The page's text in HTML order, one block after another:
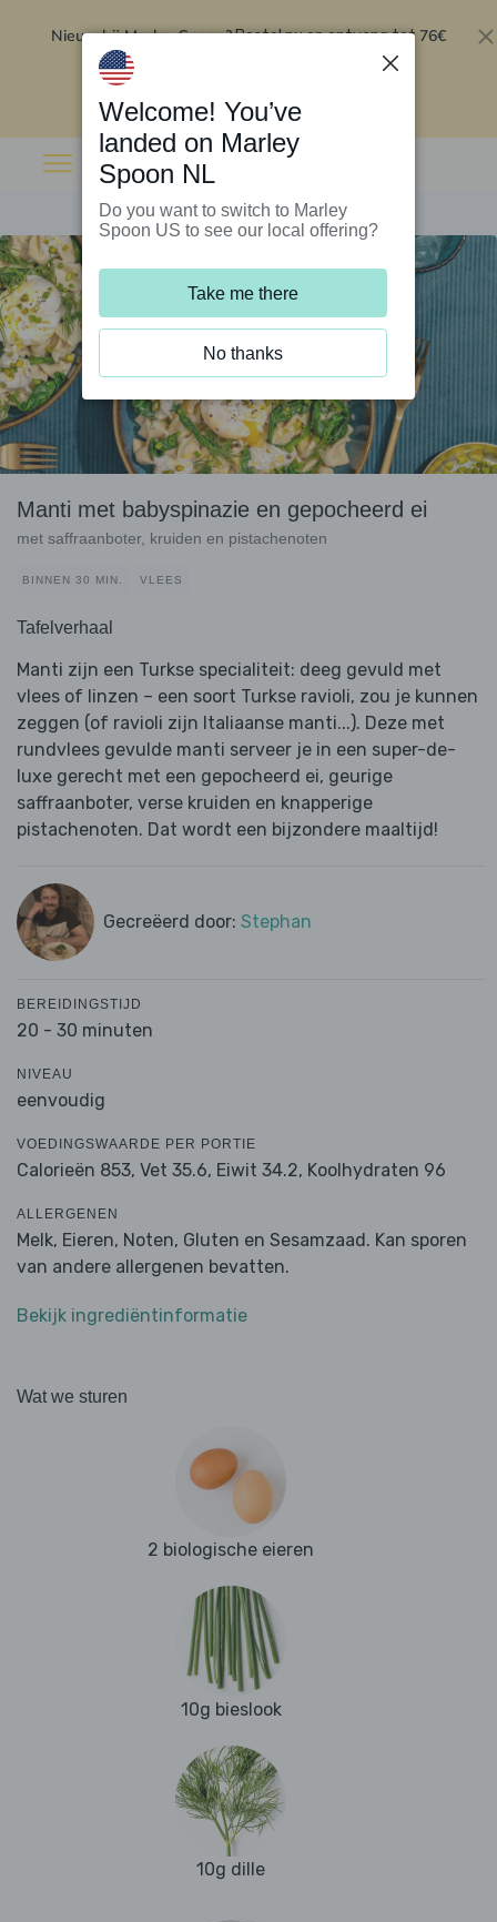
Nieuw bij Marley Spoon?Bestel nu en ontvang tot 76€
Manti met babyspinazie en gepocheerd ei
met saffraanboter, kruiden en pistachenoten
BINNEN 30 MIN. VLEES
Tafelverhaal
Manti zijn een Turkse specialiteit: deeg gevuld met
vlees of linzen – een soort Turkse ravioli, zou je kunnen
zeggen (of ravioli zijn Italiaanse manti...). Deze met
rundvlees gevulde manti serveer je in een super-de-
luxe gerecht met een gepocheerd ei, geurige
saffraanboter, verse kruiden en knapperige
pistachenoten. Dat wordt een bijzondere maaltijd!
Gecreëerd door: Stephan
BEREIDINGSTIJD
20 - 30 minuten
NIVEAU
eenvoudig
VOEDINGSWAARDE PER PORTIE
Calorieën 853, Vet 35.6, Eiwit 34.2, Koolhydraten 96
ALLERGENEN
Melk, Eieren, Noten, Gluten en Sesamzaad. Kan sporen
van andere allergenen bevatten.
Bekijk ingrediëntinformatie
Wat we sturen
2 biologische eieren
10g bieslook
10g dille
Welcome! You’ve
landed on Marley
Spoon NL
Do you want to switch to Marley
Spoon US to see our local offering?
Take me there
No thanks